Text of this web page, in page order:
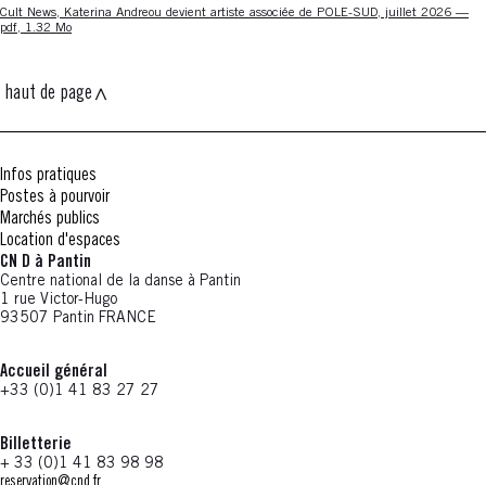
Nouvelle fenêtre
Cult News, Katerina Andreou devient artiste associée de POLE-SUD, juillet 2026 —
pdf, 1.32 Mo
haut de page
Infos pratiques
Postes à pourvoir
Marchés publics
Location d'espaces
CN D à Pantin
Centre national de la danse à Pantin
1 rue Victor-Hugo
93507 Pantin FRANCE
Accueil général
+33 (0)1 41 83 27 27
Billetterie
+ 33 (0)1 41 83 98 98